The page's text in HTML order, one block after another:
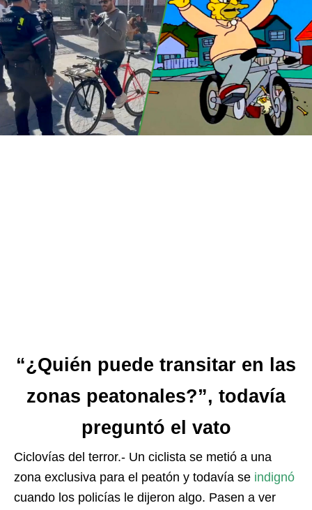
“¿Quién puede transitar en las
zonas peatonales?”, todavía
preguntó el vato
Ciclovías del terror.- Un ciclista se metió a una
zona exclusiva para el peatón y todavía se indignó
cuando los policías le dijeron algo. Pasen a ver